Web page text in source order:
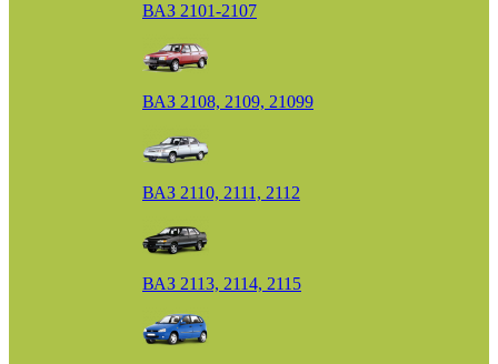
ВАЗ 2101-2107
ВАЗ 2108, 2109, 21099
ВАЗ 2110, 2111, 2112
ВАЗ 2113, 2114, 2115